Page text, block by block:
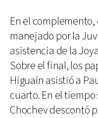
En el
manejado por la
asistencia de la
Sobre el final, los
Higuaín asistió a
cuarto. En el
Chochev descontó